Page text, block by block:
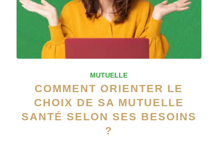
MUTUELLE
COMMENT ORIENTER LE
CHOIX DE SA MUTUELLE
SANTÉ SELON SES BESOINS
?